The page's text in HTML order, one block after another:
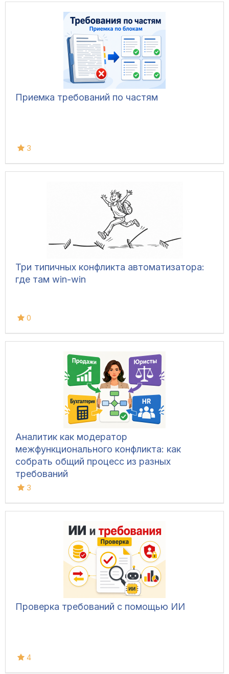
Приемка требований по частям
3
Три типичных конфликта автоматизатора:
где там win-win
0
Аналитик как модератор
межфункционального конфликта: как
собрать общий процесс из разных
требований
3
Проверка требований с помощью ИИ
4